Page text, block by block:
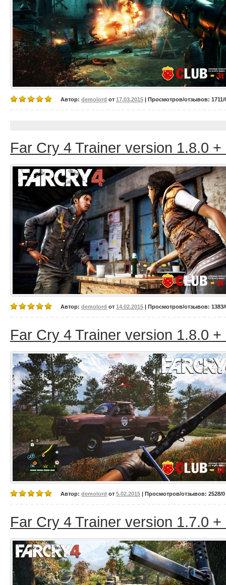
Автор: demolord от 17.03.2015 | Просмотров/отзывов: 1711/
Far Cry 4 Trainer version 1.8.0 +
Автор: demolord от 14.02.2015 | Просмотров/отзывов: 1383/
Far Cry 4 Trainer version 1.8.0 +
Автор: demolord от 5.02.2015 | Просмотров/отзывов: 2528/0
Far Cry 4 Trainer version 1.7.0 +